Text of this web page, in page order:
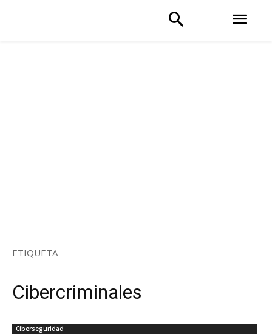
ETIQUETA
Cibercriminales
Ciberseguridad